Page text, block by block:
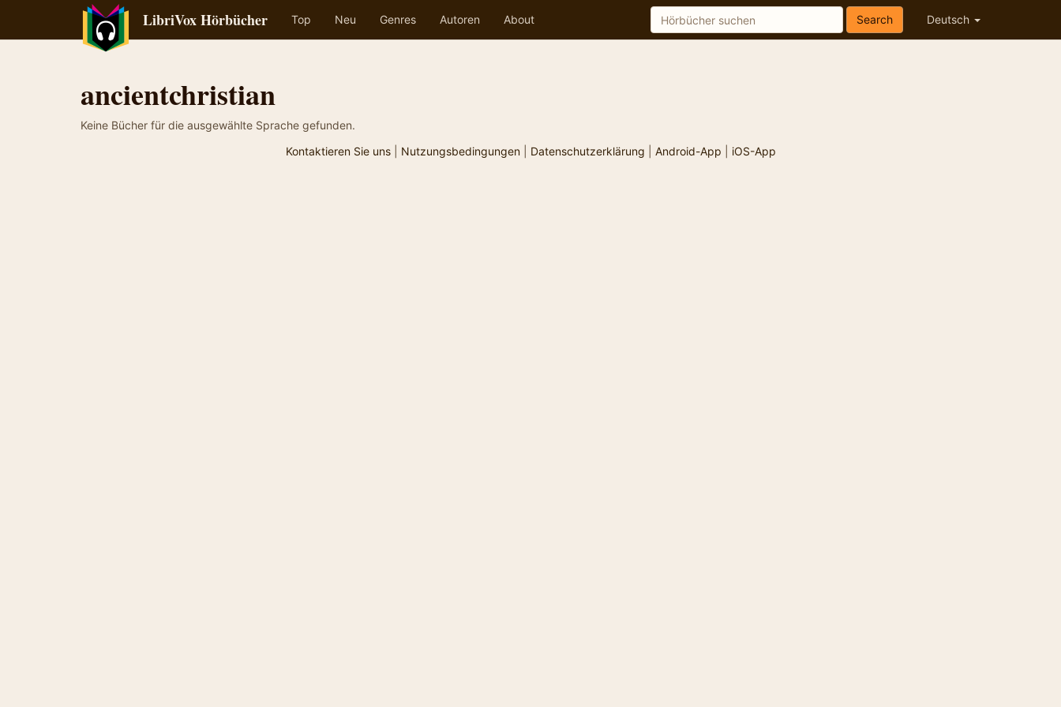
LibriVox Hörbücher Top Neu Genres Autoren About Deutsch
Search
ancientchristian
Keine Bücher für die ausgewählte Sprache gefunden.
Kontaktieren Sie uns| Nutzungsbedingungen| Datenschutzerklärung Android-App iOS-App